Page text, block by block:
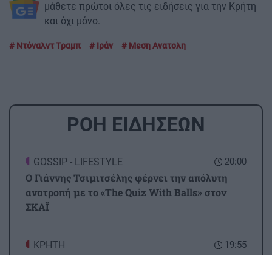
μάθετε πρώτοι όλες τις ειδήσεις για την Κρήτη
και όχι μόνο.
Ντόναλντ Τραμπ Ιράν Μεση Ανατολη
ΡΟΗ ΕΙΔΗΣΕΩΝ
20:00
GOSSIP - LIFESTYLE
Ο Γιάννης Τσιμιτσέλης φέρνει την απόλυτη
ανατροπή με το «The Quiz With Balls» στον
ΣΚΑΪ
19:55
ΚΡΗΤΗ